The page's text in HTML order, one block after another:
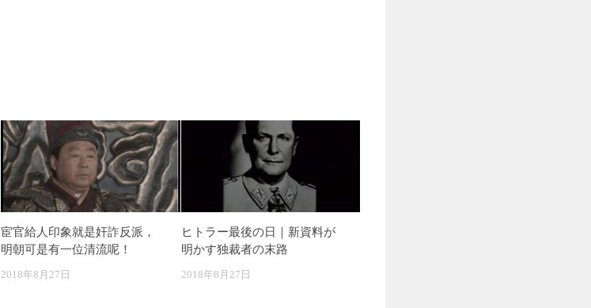
宦官給人印象就是奸詐反派，
明朝可是有一位清流呢！
2018年8月27日
ヒトラー最後の日｜新資料が
明かす独裁者の末路
2018年8月27日